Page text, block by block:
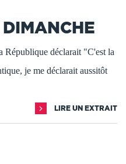
République déclarait "C'est la
je me déclarait aussitôt
LIRE UN EXTRAIT